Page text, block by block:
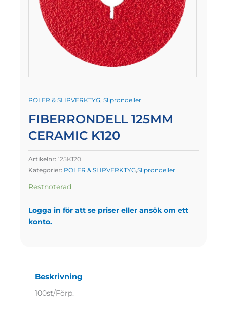
POLER & SLIPVERKTYG, Sliprondeller
FIBERRONDELL 125MM
CERAMIC K120
Artikelnr: 125K120
Kategorier: POLER & SLIPVERKTYG,Sliprondeller
Restnoterad
Logga in för att se priser eller ansök om ett
konto.
Beskrivning
100st/Förp.